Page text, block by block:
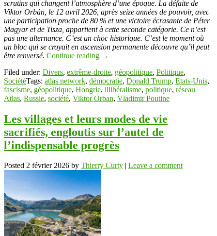
scrutins qui changent l’atmosphère d’une époque. La défaite de
Viktor Orbán, le 12 avril 2026, après seize années de pouvoir, avec
une participation proche de 80 % et une victoire écrasante de Péter
Magyar et de Tisza, appartient à cette seconde catégorie. Ce n’est
pas une alternance. C’est un choc historique. C’est le moment où
un bloc qui se croyait en ascension permanente découvre qu’il peut
être renversé. Continue reading →
Filed under: Divers, extrême-droite, géopolitique, Politique,
SociétéTags: atlas network, démocratie, Donald Trump, Etats-Unis,
fascisme, géopolitique, Hongrie, illibéralisme, politique, réseau
Atlas, Russie, société, Viktor Orban, Vladimir Poutine
Les villages et leurs modes de vie
sacrifiés, engloutis sur l’autel de
l’indispensable progrès
Posted 2 février 2026 by Thierry Curty Leave a comment